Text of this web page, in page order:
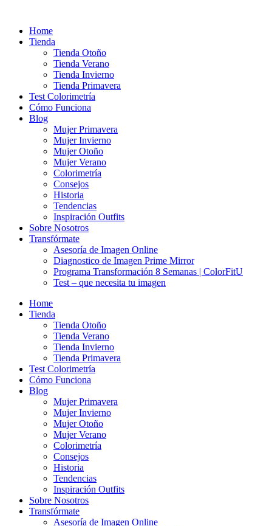
contenidoHome
Tienda
Tienda Otoño
Tienda Verano
Tienda Invierno
Tienda Primavera
Test Colorimetría
Cómo Funciona
Blog
Mujer Primavera
Mujer Invierno
Mujer Otoño
Mujer Verano
Colorimetría
Consejos
Historia
Tendencias
Inspiración Outfits
Sobre Nosotros
Transfórmate
Asesoría de Imagen Online
Diagnostico de Imagen Prime Mirror
Programa Transformación 8 Semanas | ColorFitU
Test – que necesita tu imagen
Home
Tienda
Tienda Otoño
Tienda Verano
Tienda Invierno
Tienda Primavera
Test Colorimetría
Cómo Funciona
Blog
Mujer Primavera
Mujer Invierno
Mujer Otoño
Mujer Verano
Colorimetría
Consejos
Historia
Tendencias
Inspiración Outfits
Sobre Nosotros
Transfórmate
Asesoría de Imagen Online